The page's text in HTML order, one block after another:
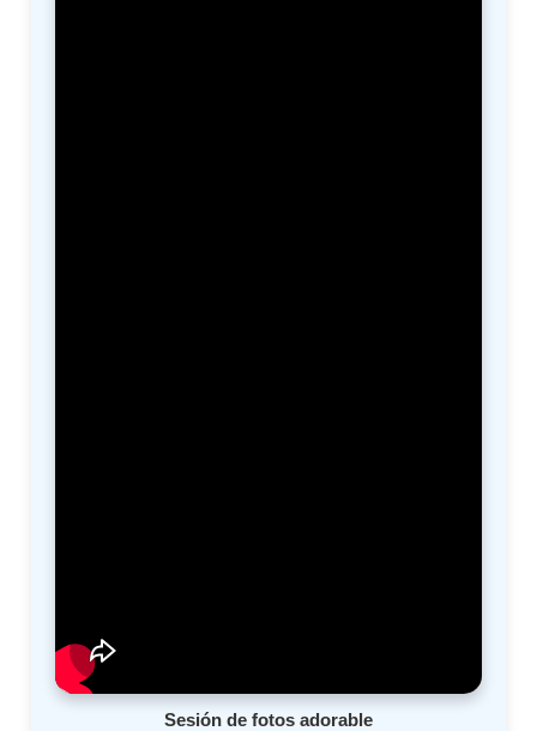
Sesión de fotos adorable